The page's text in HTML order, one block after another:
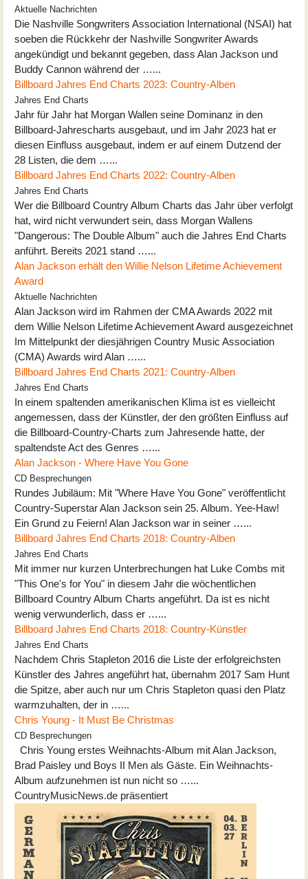
Aktuelle Nachrichten
Die Nashville Songwriters Association International (NSAI) hat
soeben die Rückkehr der Nashville Songwriter Awards
angekündigt und bekannt gegeben, dass Alan Jackson und
Buddy Cannon während der …...
Billboard Jahres End Charts 2023: Country-Alben
Jahres End Charts
Jahr für Jahr hat Morgan Wallen seine Dominanz in den
Billboard-Jahrescharts ausgebaut, und im Jahr 2023 hat er
diesen Einfluss ausgebaut, indem er auf einem Dutzend der
28 Listen, die dem …...
Billboard Jahres End Charts 2022: Country-Alben
Jahres End Charts
Wer die Billboard Country Album Charts das Jahr über verfolgt
hat, wird nicht verwundert sein, dass Morgan Wallens
"Dangerous: The Double Album" auch die Jahres End Charts
anführt. Bereits 2021 stand …...
Alan Jackson erhält den Willie Nelson Lifetime Achievement
Award
Aktuelle Nachrichten
Alan Jackson wird im Rahmen der CMA Awards 2022 mit
dem Willie Nelson Lifetime Achievement Award ausgezeichnet
Im Mittelpunkt der diesjährigen Country Music Association
(CMA) Awards wird Alan …...
Billboard Jahres End Charts 2021: Country-Alben
Jahres End Charts
In einem spaltenden amerikanischen Klima ist es vielleicht
angemessen, dass der Künstler, der den größten Einfluss auf
die Billboard-Country-Charts zum Jahresende hatte, der
spaltendste Act des Genres …...
Alan Jackson - Where Have You Gone
CD Besprechungen
Rundes Jubiläum: Mit "Where Have You Gone" veröffentlicht
Country-Superstar Alan Jackson sein 25. Album. Yee-Haw!
Ein Grund zu Feiern! Alan Jackson war in seiner …...
Billboard Jahres End Charts 2018: Country-Alben
Jahres End Charts
Mit immer nur kurzen Unterbrechungen hat Luke Combs mit
"This One's for You" in diesem Jahr die wöchentlichen
Billboard Country Album Charts angeführt. Da ist es nicht
wenig verwunderlich, dass er …...
Billboard Jahres End Charts 2018: Country-Künstler
Jahres End Charts
Nachdem Chris Stapleton 2016 die Liste der erfolgreichsten
Künstler des Jahres angeführt hat, übernahm 2017 Sam Hunt
die Spitze, aber auch nur um Chris Stapleton quasi den Platz
warmzuhalten, der in …...
Chris Young - It Must Be Christmas
CD Besprechungen
Chris Young erstes Weihnachts-Album mit Alan Jackson,
Brad Paisley und Boys II Men als Gäste. Ein Weihnachts-
Album aufzunehmen ist nun nicht so …...
CountryMusicNews.de präsentiert